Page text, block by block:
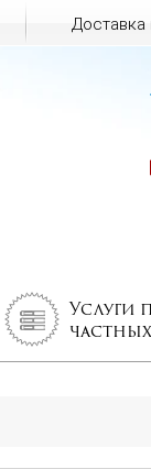
Услуги
Доставка